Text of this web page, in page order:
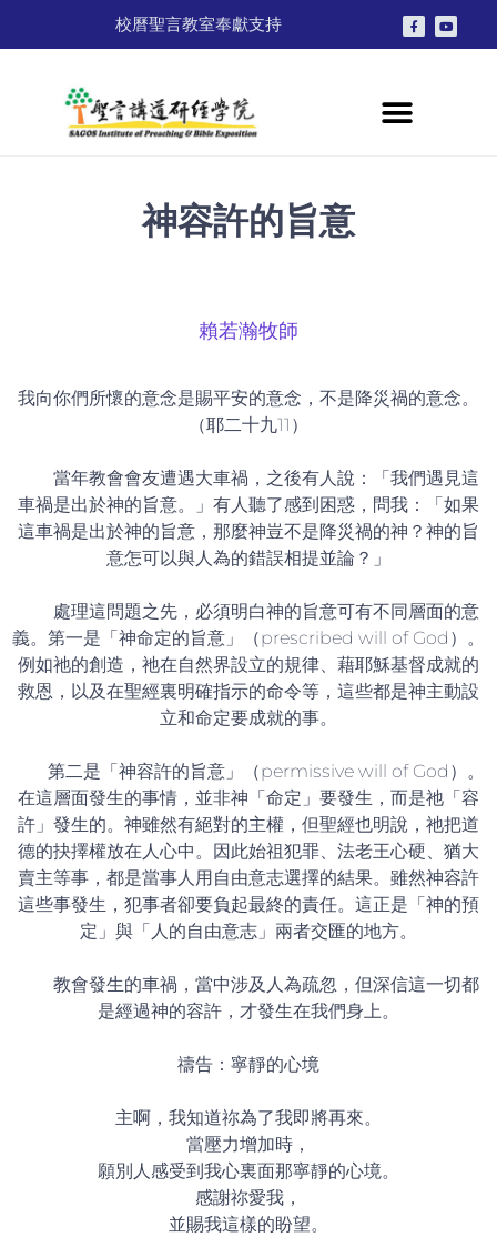
校曆聖言教室奉獻支持
神容許的旨意
賴若瀚牧師
我向你們所懷的意念是賜平安的意念，不是降災禍的意念。
（耶二十九11）
當年教會會友遭遇大車禍，之後有人說：「我們遇見這
車禍是出於神的旨意。」有人聽了感到困惑，問我：「如果
這車禍是出於神的旨意，那麼神豈不是降災禍的神？神的旨
意怎可以與人為的錯誤相提並論？」
處理這問題之先，必須明白神的旨意可有不同層面的意
義。第一是「神命定的旨意」（prescribed will of God）。
例如祂的創造，祂在自然界設立的規律、藉耶穌基督成就的
救恩，以及在聖經裏明確指示的命令等，這些都是神主動設
立和命定要成就的事。
第二是「神容許的旨意」（permissive will of God）。
在這層面發生的事情，並非神「命定」要發生，而是祂「容
許」發生的。神雖然有絕對的主權，但聖經也明說，祂把道
德的抉擇權放在人心中。因此始祖犯罪、法老王心硬、猶大
賣主等事，都是當事人用自由意志選擇的結果。雖然神容許
這些事發生，犯事者卻要負起最終的責任。這正是「神的預
定」與「人的自由意志」兩者交匯的地方。
教會發生的車禍，當中涉及人為疏忽，但深信這一切都
是經過神的容許，才發生在我們身上。
禱告：寧靜的心境
主啊，我知道祢為了我即將再來。
當壓力增加時，
願別人感受到我心裏面那寧靜的心境。
感謝祢愛我，
並賜我這樣的盼望。